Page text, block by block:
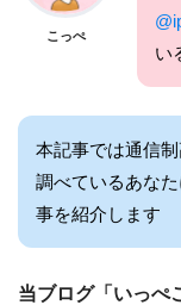
こっぺ
い
本記事では通信
調べているあな
事を紹介します
当ブログ「いっぺ